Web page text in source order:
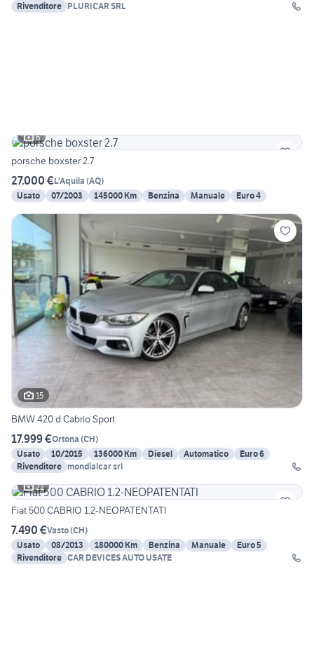
Rivenditore PLURICAR SRL
6
porsche boxster 2.7
27.000 €L'Aquila (AQ)
Usato
07/2003 145000 Km Benzina Manuale Euro 4
15
BMW 420 d Cabrio Sport
17.999 €Ortona (CH)
Usato
10/2015 136000 Km Diesel Automatico
Euro 6
Rivenditore mondialcar srl
21
Fiat 500 CABRIO 1.2-NEOPATENTATI
7.490 €Vasto(CH)
Usato
08/2013 180000 Km Benzina Manuale
Euro 5
Rivenditore CAR DEVICES AUTO USATE